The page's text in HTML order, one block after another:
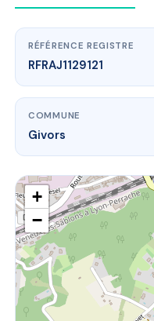
RÉFÉRENCE REGISTRE
RFRAJ1129121
COMMUNE
Givors
+
−